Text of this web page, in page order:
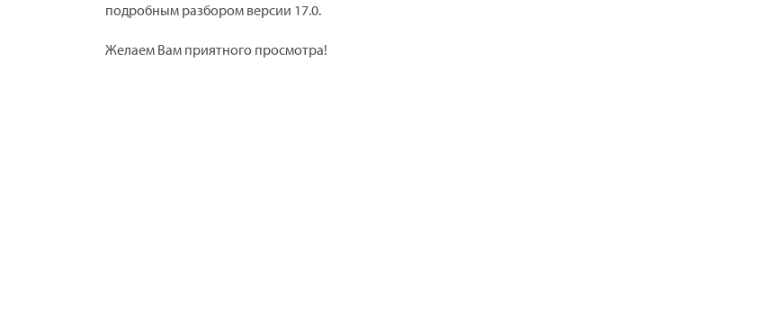
подробным разбором версии 17.0.
Желаем Вам приятного просмотра!